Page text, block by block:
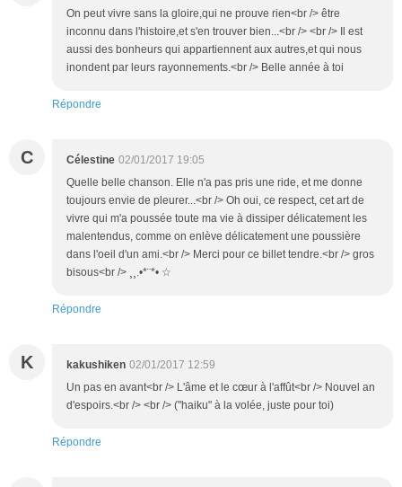
On peut vivre sans la gloire,qui ne prouve rien<br /> être
inconnu dans l'histoire,et s'en trouver bien...<br /> <br /> Il est
aussi des bonheurs qui appartiennent aux autres,et qui nous
inondent par leurs rayonnements.<br /> Belle année à toi
Répondre
C Célestine 02/01/2017 19:05
Quelle belle chanson. Elle n'a pas pris une ride, et me donne
toujours envie de pleurer...<br /> Oh oui, ce respect, cet art de
vivre qui m'a poussée toute ma vie à dissiper délicatement les
malentendus, comme on enlève délicatement une poussière
dans l'oeil d'un ami.<br /> Merci pour ce billet tendre.<br /> gros
bisous<br /> ¸¸.•*¨*• ☆
Répondre
K kakushiken 02/01/2017 12:59
Un pas en avant<br /> L'âme et le cœur à l'affût<br /> Nouvel an
d'espoirs.<br /> <br /> ("haiku" à la volée, juste pour toi)
Répondre